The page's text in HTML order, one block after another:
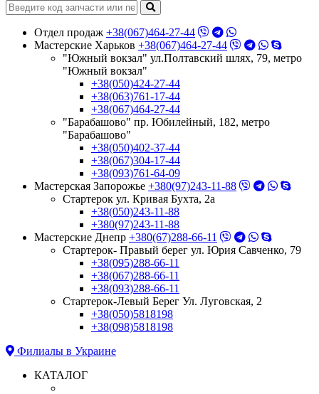
Отдел продаж +38(067)464-27-44
Мастерские Харьков +38(067)464-27-44
"Южный вокзал" ул.Полтавский шлях, 79, метро
"Южный вокзал"
+38(050)424-27-44
+38(063)761-17-44
+38(067)464-27-44
"Барабашово" пр. Юбилейный, 182, метро
"Барабашово"
+38(050)402-37-44
+38(067)304-17-44
+38(093)761-64-09
Мастерская Запорожье +380(97)243-11-88
Стартерок ул. Кривая Бухта, 2а
+38(050)243-11-88
+380(97)243-11-88
Мастерские Днепр +380(67)288-66-11
Стартерок- Правый берег ул. Юрия Савченко, 79
+38(095)288-66-11
+38(067)288-66-11
+38(093)288-66-11
Стартерок-Левый Берег Ул. Луговская, 2
+38(050)5818198
+38(098)5818198
Филиалы в Украине
КАТАЛОГ